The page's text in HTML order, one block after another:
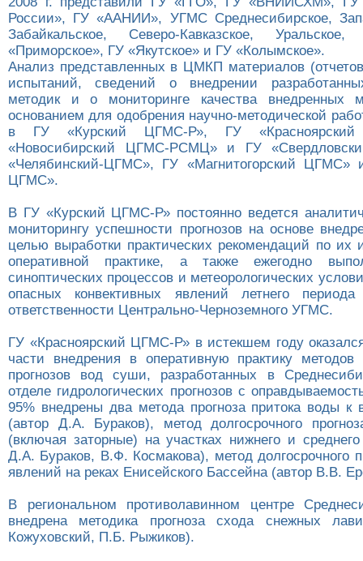
России», ГУ «ААНИИ», УГМС Среднесибирское,
Забайкальское, Северо-Кавказское,
«Приморское», ГУ «Якутское» и ГУ «Колымское».
Анализ представленных в ЦМКП материалов
испытаний, сведений о внедрении
методик и о мониторинге качества внедренных
основанием для одобрения научно-методической
в ГУ «Курский ЦГМС-Р», ГУ
«Новосибирский ЦГМС-РСМЦ» и ГУ
«Челябинский-ЦГМС», ГУ «Магнитогорский ЦГМС»
ЦГМС».
В ГУ «Курский ЦГМС-Р» постоянно ведется
мониторингу успешности прогнозов на основе
целью выработки практических рекомендаций по их
оперативной практике, а также ежегодно
синоптических процессов и метеорологических
опасных конвективных явлений летнего
ответственности Центрально-Черноземного УГМС.
ГУ «Красноярский ЦГМС-Р» в истекшем году
части внедрения в оперативную практику методов
прогнозов вод суши, разработанных в
отделе гидрологических прогнозов с
95% внедрены два метода прогноза притока воды к
(автор Д.А. Бураков), метод долгосрочного
(включая заторные) на участках нижнего и
Д.А. Бураков, В.Ф. Космакова), метод долгосрочного
явлений на реках Енисейского Бассейна (автор В.В.
В региональном противолавинном центре
внедрена методика прогноза схода снежных
Кожуховский, П.Б. Рыжиков).